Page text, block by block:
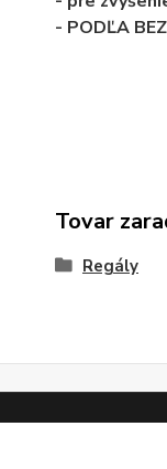
- PODĽA
Tovar
Regály